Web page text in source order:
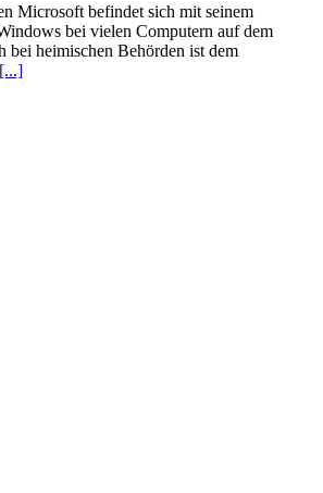
Microsoft befindet sich mit seinem
bei vielen Computern auf dem
bei heimischen Behörden ist dem
[...]